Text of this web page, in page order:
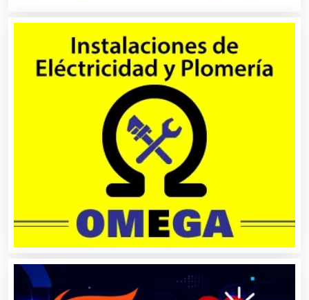
Artículos Deportivos
Artículos Importados
Artículos para el Hogar
Artículos para Regalos
Artículos Personales